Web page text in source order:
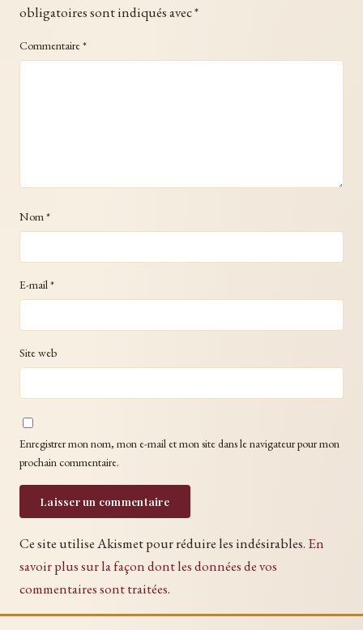
obligatoires sont indiqués avec*
Commentaire*
Nom*
E-mail*
Site web
Enregistrer mon nom, mon e-mail et mon site dans le navigateur pour mon
prochain commentaire.
Ce site utilise Akismet pour réduire les indésirables. En
savoir plus sur la façon dont les données de vos
commentaires sont traitées.